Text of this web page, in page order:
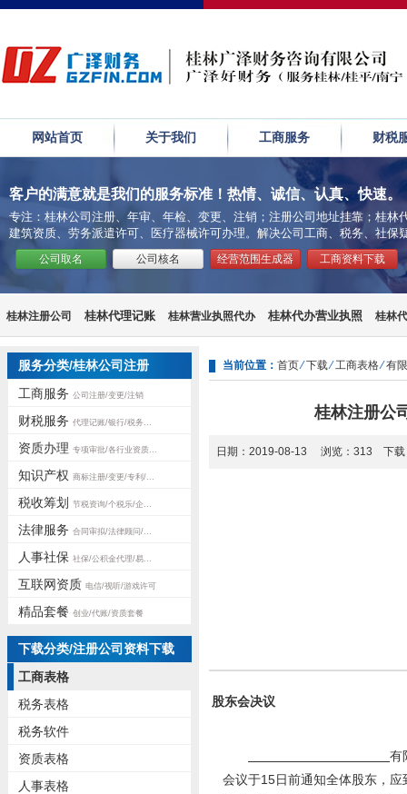
网站首页 关于我们 工商服务 财税
客户的满意就是我们的服务标准！热情、诚信、认真、快速。
专注：桂林公司注册、年审、年检、变更、注销；注册公司地址挂靠；桂
建筑资质、劳务派遣许可、医疗器械许可办理。解决公司工商、税务、社保
公司取名 公司核名 经营范围生成器 工商资料下载
桂林注册公司 桂林代理记账 桂林营业执照代办 桂林代办营业执照 桂林
桂林公司注销流程 桂林会计代账 代办公司注销
服务分类/桂林公司注册
工商服务 公司注册/变更/注销
财税服务 代理记账/银行/税务...
资质办理 专项审批/各行业资质...
知识产权 商标注册/变更/专利/...
税收筹划 节税资询/个税乐/企...
法律服务 合同审拟/法律顾问/...
人事社保 社保/公积金代理/易...
互联网资质 电信/视听/游戏许可
精品套餐 创业/代账/资质套餐
下载分类/注册公司资料下载
工商表格
税务表格
税务软件
资质表格
人事表格
当前位置： 首页⁄下载⁄工商表格⁄有
桂林注册公
日期：2019-08-13 浏览： 313 下载
股东会决议
有
会议于15日前通知全体股东，应